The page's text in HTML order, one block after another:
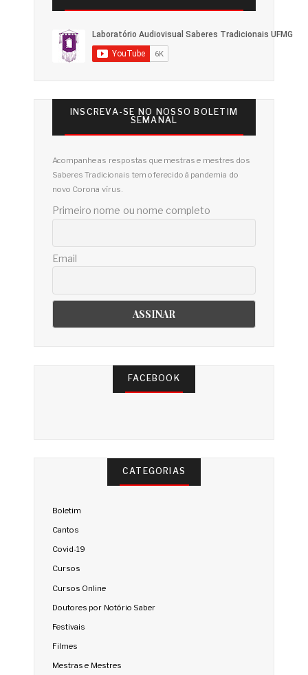
INSCREVA-SE NO NOSSO BOLETIM
SEMANAL
Acompanhe as respostas que mestras e mestres dos
Saberes Tradicionais tem oferecido à pandemia do
novo Corona vírus.
Primeiro nome ou nome completo
Email
FACEBOOK
CATEGORIAS
Boletim
Cantos
Covid-19
Cursos
Cursos Online
Doutores por Notório Saber
Festivais
Filmes
Mestras e Mestres